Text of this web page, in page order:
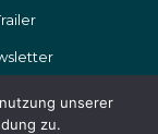
unserer
zu.